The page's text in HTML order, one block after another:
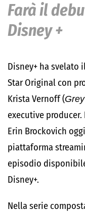
Farà il
Disney +
Disney+ ha
Star Original con
Krista Vernoff (
executive
Erin Brockovich
piattaforma
episodio
Disney+.
Nella serie